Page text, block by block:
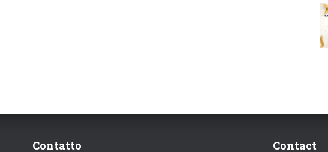
Contatto Contact